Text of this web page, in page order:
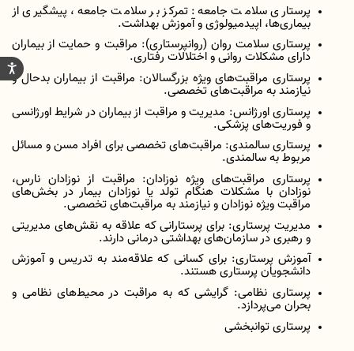
پرستاری سلامت جامعه: تمرکز بر سلامت جامعه، پیشگیری از
بیماری‌ها، اپیدمیولوژی و آموزش بهداشت.
پرستاری سلامت روان (روانپرستاری): مراقبت و حمایت از بیماران
دارای مشکلات روانی و اختلالات رفتاری.
پرستاری مراقبت‌های ویژه بزرگسالان: مراقبت از بیماران بدحال و
نیازمند به مراقبت‌های تخصصی.
پرستاری اورژانس: مدیریت و مراقبت از بیماران در شرایط اورژانسی
و فوریت‌های پزشکی.
پرستاری سالمندی: مراقبت‌های تخصصی برای افراد مسن و مسائل
مربوط به سالمندی.
پرستاری مراقبت‌های ویژه نوزادان: مراقبت از نوزادان نارس،
نوزادان با مشکلات هنگام تولد یا نوزادان بیمار در بخش‌های
مراقبت ویژه نوزادانو نیازمند به مراقبت‌های تخصصی.
مدیریت پرستاری: برای پرستارانی که علاقه به نقش‌های مدیریتی
و رهبری در سازمان‌های بهداشتی درمانی دارند.
آموزش پرستاری: برای کسانی که علاقه‌مند به تدریس و آموزش
دانشجویان پرستاری هستند.
پرستاری نظامی: گرایشی که به مراقبت در محیط‌های نظامی و
بحران می‌پردازد.
پرستاری توانبخشی